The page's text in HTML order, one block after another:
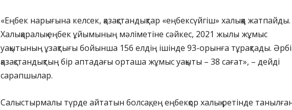
«Еңбек нарығына келсек, қазақстандықтар «еңбексүйгіш» халыққа жатпайды.
Халықаралық еңбек ұйымының мәліметіне сәйкес, 2021 жылы жұмыс
уақытының ұзақтығы бойынша 156 елдің ішінде 93-орынға тұрақтады.
қазақстандықтың бір аптадағы орташа жұмыс уақыты – 38 сағат», – дейді
сарапшылар.
Салыстырмалы түрде айтатын болсақ, ең еңбекқор халық ретінде